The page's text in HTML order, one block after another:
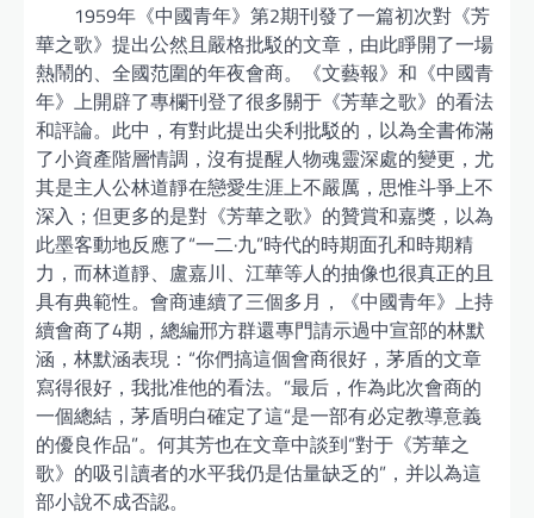
1959年《中國青年》第2期刊發了一篇初次對《芳
華之歌》提出公然且嚴格批駁的文章，由此睜開了一場
熱鬧的、全國范圍的年夜會商。《文藝報》和《中國青
年》上開辟了專欄刊登了很多關于《芳華之歌》的看法
和評論。此中，有對此提出尖利批駁的，以為全書佈滿
了小資產階層情調，沒有提醒人物魂靈深處的變更，尤
其是主人公林道靜在戀愛生涯上不嚴厲，思惟斗爭上不
深入；但更多的是對《芳華之歌》的贊賞和嘉獎，以為
此墨客動地反應了“一二·九”時代的時期面孔和時期精
力，而林道靜、盧嘉川、江華等人的抽像也很真正的且
具有典範性。會商連續了三個多月，《中國青年》上持
續會商了4期，總編邢方群還專門請示過中宣部的林默
涵，林默涵表現：“你們搞這個會商很好，茅盾的文章
寫得很好，我批准他的看法。”最后，作為此次會商的
一個總結，茅盾明白確定了這“是一部有必定教導意義
的優良作品”。何其芳也在文章中談到“對于《芳華之
歌》的吸引讀者的水平我仍是估量缺乏的”，并以為這
部小說不成否認。